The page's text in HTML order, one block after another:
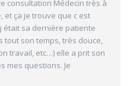
d'attente/Retard
5/10
en commun
consultation Médecin très à
et ça je trouve que c est
était sa dernière patiente
tout son temps, très douce,
travail, etc…) elle a prit son
mes questions. Je